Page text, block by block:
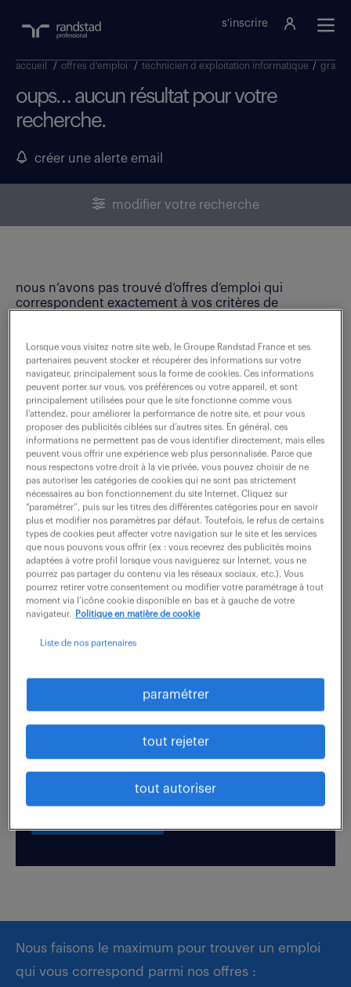
s'inscrire
accueil / offres d'emploi / technicien d exploitation informatique / grand
oups… aucun résultat pour votre
recherche.
créer une alerte email
modifier votre recherche
nous n’avons pas trouvé d’offres d’emploi qui
correspondent exactement à vos critères de
ne ratez aucune
opportunité.
recevez chaque semaine par mail les offres qui
correspondent à votre dernière recherche.
créer une alerte
votre CV !
Boostez votre visibilité auprès de nos recruteurs
en postulant par candidature spontanée.
Nous faisons le maximum pour trouver un emploi
qui vous correspond parmi nos offres :
Lorsque vous visitez notre site web, le Groupe Randstad France et ses
partenaires peuvent stocker et récupérer des informations sur votre
navigateur, principalement sous la forme de cookies. Ces informations
peuvent porter sur vous, vos préférences ou votre appareil, et sont
principalement utilisées pour que le site fonctionne comme vous
l’attendez, pour améliorer la performance de notre site, et pour vous
proposer des publicités ciblées sur d’autres sites. En général, ces
informations ne permettent pas de vous identifier directement, mais elles
peuvent vous offrir une expérience web plus personnalisée. Parce que
nous respectons votre droit à la vie privée, vous pouvez choisir de ne
pas autoriser les catégories de cookies qui ne sont pas strictement
nécessaires au bon fonctionnement du site Internet. Cliquez sur
“paramétrer”, puis sur les titres des différentes catégories pour en savoir
plus et modifier nos paramètres par défaut. Toutefois, le refus de certains
types de cookies peut affecter votre navigation sur le site et les services
que nous pouvons vous offrir (ex : vous recevrez des publicités moins
adaptées à votre profil lorsque vous naviguerez sur Internet, vous ne
pourrez pas partager du contenu via les réseaux sociaux, etc.). Vous
pourrez retirer votre consentement ou modifier votre paramétrage à tout
moment via l’icône cookie disponible en bas et à gauche de votre
navigateur.
Politique en matière de cookie
Liste de nos partenaires
paramétrer
tout rejeter
tout autoriser